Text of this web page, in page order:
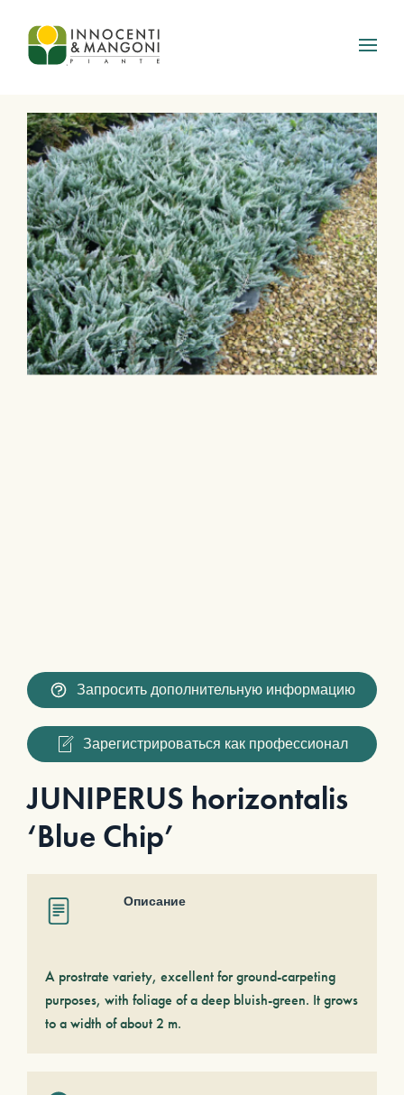
Skip to main content
Запросить дополнительную информацию
Зарегистрироваться как профессионал
JUNIPERUS horizontalis
‘Blue Chip’
Описание
A prostrate variety, excellent for ground-carpeting
purposes, with foliage of a deep bluish-green. It grows
to a width of about 2 m.